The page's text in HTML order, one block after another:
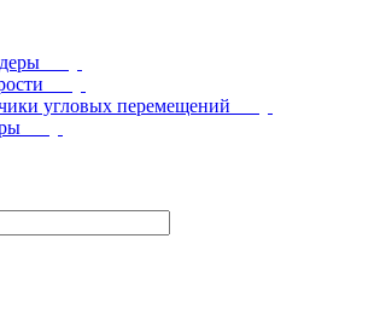
угловых перемещений